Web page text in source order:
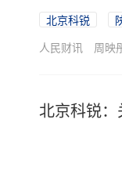
北京科锐
人民财讯
周映
北京科锐